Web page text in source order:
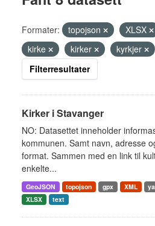
Formater: topojson XLSX
kirke
kirker kyrkjer
Filterresultater
Kirker i Stavanger
NO: Datasettet inneholder
kommunen. Samt navn, adresse
format. Sammen med en link til
enkelte...
GeoJSON topojson gpx XML
XLSX
text